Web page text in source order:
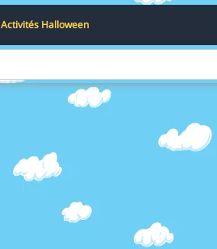
Activités Halloween